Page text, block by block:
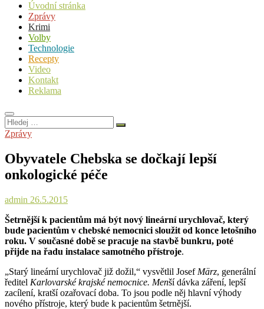
Úvodní stránka
Zprávy
Krimi
Volby
Technologie
Recepty
Video
Kontakt
Reklama
Hledej
…
Zprávy
Obyvatele Chebska se dočkají lepší
onkologické péče
admin 26.5.2015
Šetrnější k pacientům má být nový lineární urychlovač, který
bude pacientům v chebské nemocnici sloužit od konce letošního
roku. V současné době se pracuje na stavbě bunkru, poté
přijde na řadu instalace samotného přístroje.
„Starý lineární urychlovač již dožil,“ vysvětlil Josef März, generální
ředitel Karlovarské krajské nemocnice. Menší dávka záření, lepší
zacílení, kratší ozařovací doba. To jsou podle něj hlavní výhody
nového přístroje, který bude k pacientům šetrnější.